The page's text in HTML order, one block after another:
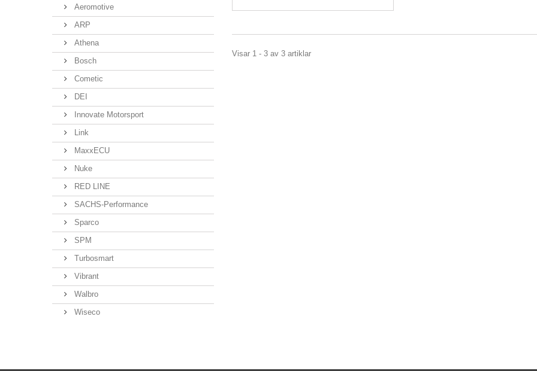
Aeromotive
ARP
Athena
Bosch
Cometic
DEI
Innovate Motorsport
Link
MaxxECU
Nuke
RED LINE
SACHS-Performance
Sparco
SPM
Turbosmart
Vibrant
Walbro
Wiseco
Visar 1 - 3 av 3 artiklar